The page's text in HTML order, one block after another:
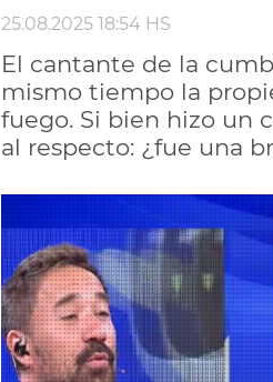
25.08.2025 18:54 HS
El cantante de la
mismo tiempo la
fuego. Si bien hizo un
al respecto: ¿fue una